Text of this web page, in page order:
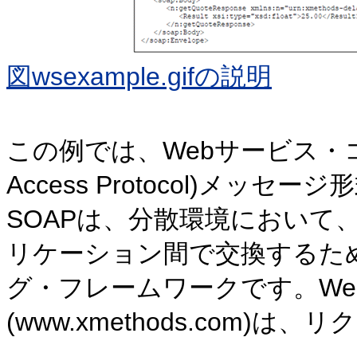
図wsexample.gifの説明
この例では、Webサービス
Access Protocol)メッセージ
SOAPは、分散環境において
リケーション間で交換する
グ・フレームワークです。
(www.xmethods.com)は、リ